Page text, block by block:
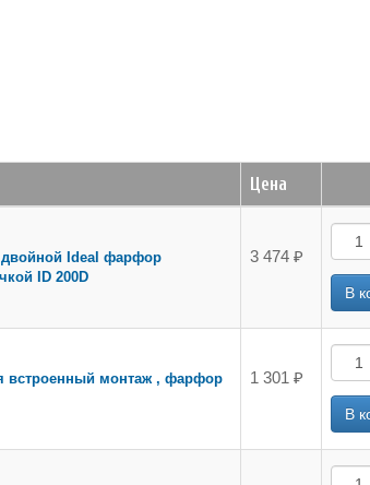
Цена
Ideal фарфор
ID 200D
3 474 ₽
встроенный монтаж , фарфор
1 301 ₽